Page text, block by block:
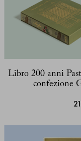
Libro 200 anni
confezione